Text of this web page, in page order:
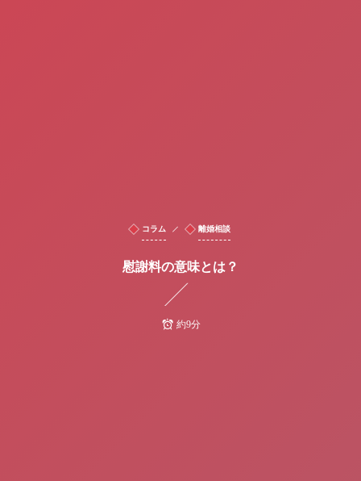
コラム 離婚相談
慰謝料の意味とは？
約9分